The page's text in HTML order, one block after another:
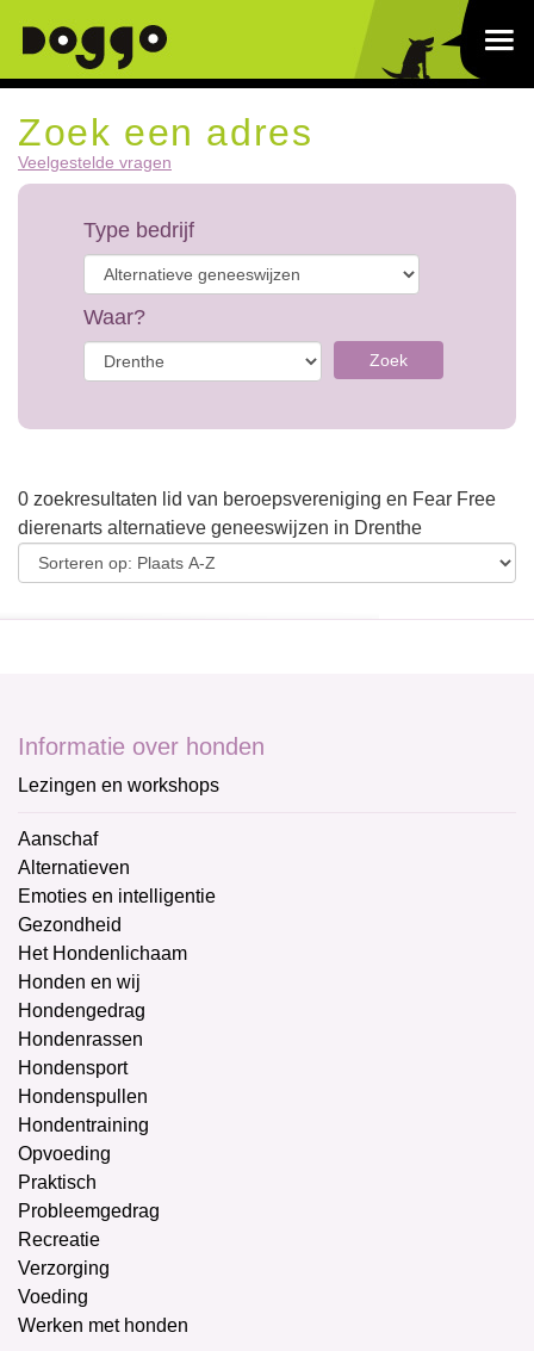
Zoek een adres
Veelgestelde vragen
Type bedrijf
Waar?
Zoek
0 zoekresultaten lid van beroepsvereniging en Fear Free
dierenarts alternatieve geneeswijzen in Drenthe
Informatie over honden
Lezingen en workshops
Aanschaf
Alternatieven
Emoties en intelligentie
Gezondheid
Het Hondenlichaam
Honden en wij
Hondengedrag
Hondenrassen
Hondensport
Hondenspullen
Hondentraining
Opvoeding
Praktisch
Probleemgedrag
Recreatie
Verzorging
Voeding
Werken met honden